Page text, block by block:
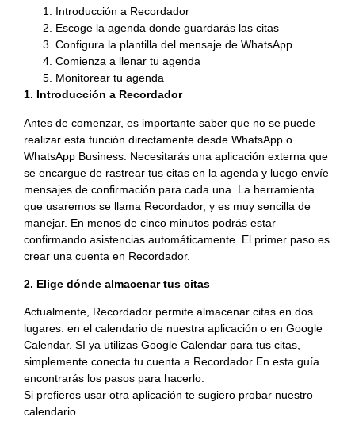
Introducción a Recordador
Escoge la agenda donde guardarás las citas
Configura la plantilla del mensaje de WhatsApp
Comienza a llenar tu agenda
Monitorear tu agenda
1. Introducción a Recordador
Antes de comenzar, es importante saber que no se puede
realizar esta función directamente desde WhatsApp o
WhatsApp Business. Necesitarás una aplicación externa que
se encargue de rastrear tus citas en la agenda y luego envíe
mensajes de confirmación para cada una. La herramienta
que usaremos se llama Recordador, y es muy sencilla de
manejar. En menos de cinco minutos podrás estar
confirmando asistencias automáticamente. El primer paso es
crear una cuenta en Recordador.
2. Elige dónde almacenar tus citas
Actualmente, Recordador permite almacenar citas en dos
lugares: en el calendario de nuestra aplicación o en Google
Calendar. SI ya utilizas Google Calendar para tus citas,
simplemente conecta tu cuenta a Recordador En esta guía
encontrarás los pasos para hacerlo.
Si prefieres usar otra aplicación te sugiero probar nuestro
calendario.